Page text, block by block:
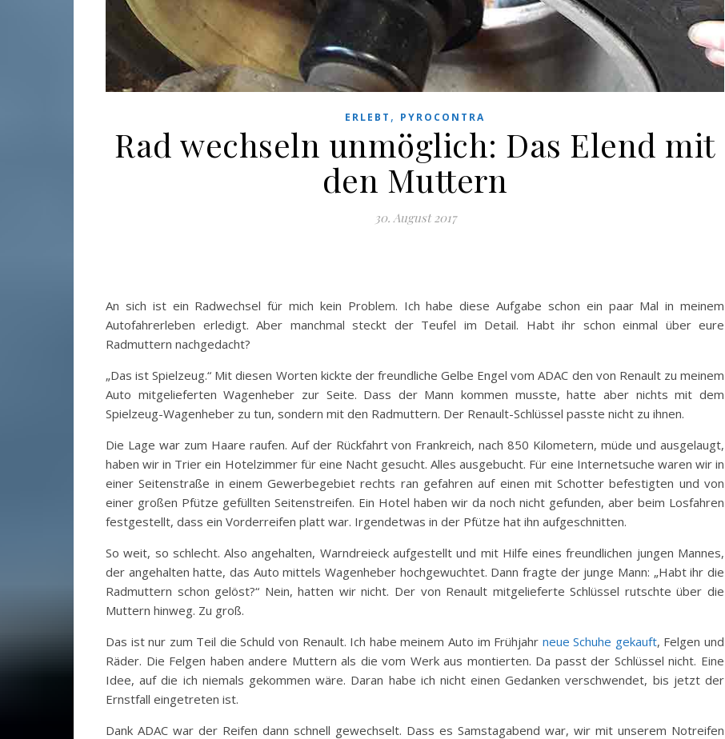
ERLEBT , PYROCONTRA
Rad wechseln unmöglich: Das Elend mit
den Muttern
30. August 2017
An sich ist ein Radwechsel für mich kein Problem. Ich habe diese Aufgabe schon ein paar Mal in meinem
Autofahrerleben erledigt. Aber manchmal steckt der Teufel im Detail. Habt ihr schon einmal über eure
Radmuttern nachgedacht?
„Das ist Spielzeug.“ Mit diesen Worten kickte der freundliche Gelbe Engel vom ADAC den von Renault zu meinem
Auto mitgelieferten Wagenheber zur Seite. Dass der Mann kommen musste, hatte aber nichts mit dem
Spielzeug-Wagenheber zu tun, sondern mit den Radmuttern. Der Renault-Schlüssel passte nicht zu ihnen.
Die Lage war zum Haare raufen. Auf der Rückfahrt von Frankreich, nach 850 Kilometern, müde und ausgelaugt,
haben wir in Trier ein Hotelzimmer für eine Nacht gesucht. Alles ausgebucht. Für eine Internetsuche waren wir in
einer Seitenstraße in einem Gewerbegebiet rechts ran gefahren auf einen mit Schotter befestigten und von
einer großen Pfütze gefüllten Seitenstreifen. Ein Hotel haben wir da noch nicht gefunden, aber beim Losfahren
festgestellt, dass ein Vorderreifen platt war. Irgendetwas in der Pfütze hat ihn aufgeschnitten.
So weit, so schlecht. Also angehalten, Warndreieck aufgestellt und mit Hilfe eines freundlichen jungen Mannes,
der angehalten hatte, das Auto mittels Wagenheber hochgewuchtet. Dann fragte der junge Mann: „Habt ihr die
Radmuttern schon gelöst?“ Nein, hatten wir nicht. Der von Renault mitgelieferte Schlüssel rutschte über die
Muttern hinweg. Zu groß.
Das ist nur zum Teil die Schuld von Renault. Ich habe meinem Auto im Frühjahr neue Schuhe gekauft, Felgen und
Räder. Die Felgen haben andere Muttern als die vom Werk aus montierten. Da passt der Schlüssel nicht. Eine
Idee, auf die ich niemals gekommen wäre. Daran habe ich nicht einen Gedanken verschwendet, bis jetzt der
Ernstfall eingetreten ist.
Dank ADAC war der Reifen dann schnell gewechselt. Dass es Samstagabend war, wir mit unserem Notreifen